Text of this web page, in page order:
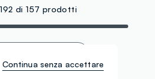
di 157 prodotti
Continua senza accettare